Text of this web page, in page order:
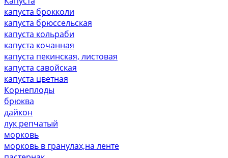
капуста брокколи
капуста брюссельская
капуста кольраби
капуста кочанная
капуста пекинская, листовая
капуста савойская
капуста цветная
Корнеплоды
брюква
дайкон
лук репчатый
морковь
морковь в гранулах,на ленте